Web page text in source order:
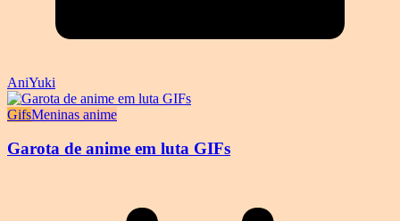
AniYuki
GifsMeninas anime
Garota de anime em luta GIFs